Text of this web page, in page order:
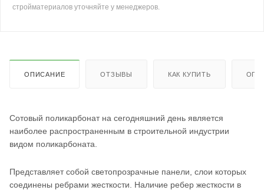
стройматериалов уточняйте у менеджеров.
ОПИСАНИЕ ОТЗЫВЫ КАК КУПИТЬ
Сотовый поликарбонат на сегодняшний день является
наиболее распространенным в строительной индустрии
видом поликарбоната.
Представляет собой светопрозрачные панели, слои которых
соединены ребрами жесткости. Наличие ребер жесткости в